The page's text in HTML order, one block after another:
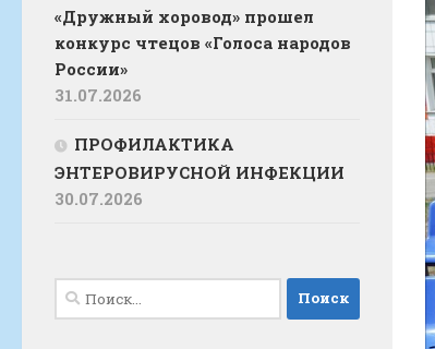
«Дружный хоровод» прошел
конкурс чтецов «Голоса народов
России»
31.07.2026
ПРОФИЛАКТИКА
ЭНТЕРОВИРУСНОЙ ИНФЕКЦИИ
30.07.2026
Найти: